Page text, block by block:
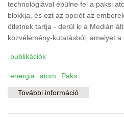
technológiával épülne fel a paksi
blokkja, és ezt az opciót az
ötletnek tartja - derül ki a Medián
közvélemény-kutatásból, amelyet a
publikációk
energia atom Paks
További információ